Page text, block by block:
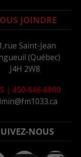
JOINDRE
Saint-Jean
(Québec)
J4H 2W8
| 450-646-6800
NOUS